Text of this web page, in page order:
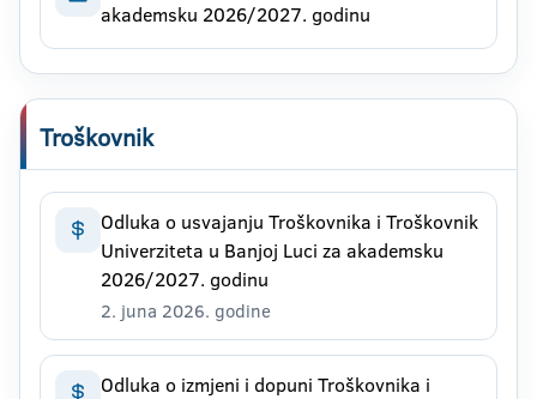
akademsku 2026/2027. godinu
Troškovnik
Odluka o usvajanju Troškovnika i Troškovnik
Univerziteta u Banjoj Luci za akademsku
2026/2027. godinu
2. juna 2026. godine
Odluka o izmjeni i dopuni Troškovnika i